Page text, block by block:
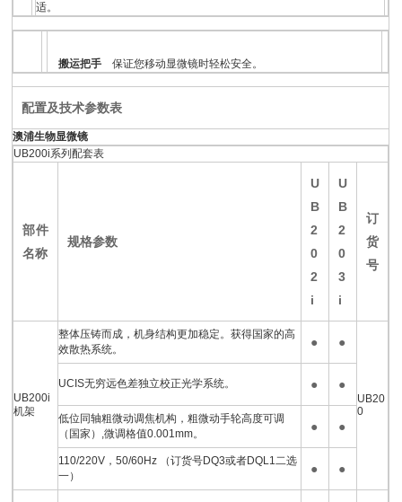
适。
搬运把手 保证您移动显微镜时轻松安全。
配置及技术参数表
澳浦生物显微镜
UB200i系列配套表
部件
名称
规格参数
U
B
2
0
2
i
U
B
2
0
3
i
订
货
号
UB200i
机架
整体压铸而成，机身结构更加稳定。获得国家的高
效散热系统。
● ●
UB20
0
UCIS无穷远色差独立校正光学系统。 ● ●
低位同轴粗微动调焦机构，粗微动手轮高度可调
（国家）,微调格值0.001mm。
● ●
110/220V，50/60Hz （订货号DQ3或者DQL1二选
一）
● ●